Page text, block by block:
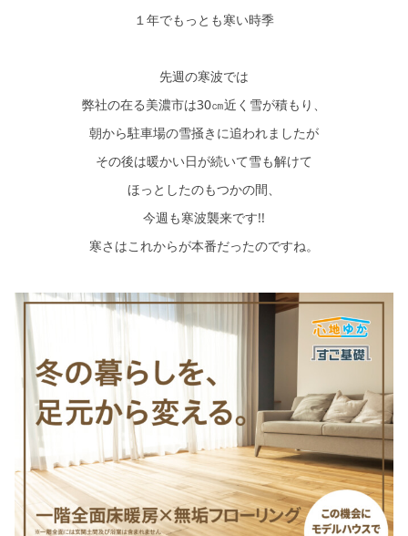
１年でもっとも寒い時季
先週の寒波では
弊社の在る美濃市は30㎝近く雪が積もり、
朝から駐車場の雪掻きに追われましたが
その後は暖かい日が続いて雪も解けて
ほっとしたのもつかの間、
今週も寒波襲来です!!
寒さはこれからが本番だったのですね。